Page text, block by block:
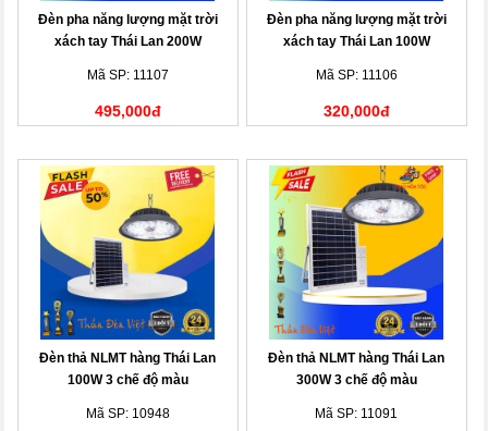
Đèn pha năng lượng mặt trời
xách tay Thái Lan 200W
Mã SP: 11107
495,000đ
Đèn pha năng lượng mặt trời
xách tay Thái Lan 100W
Mã SP: 11106
320,000đ
Đèn thả NLMT hàng Thái Lan
100W 3 chế độ màu
Mã SP: 10948
Đèn thả NLMT hàng Thái Lan
300W 3 chế độ màu
Mã SP: 11091